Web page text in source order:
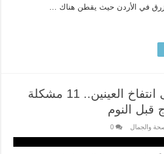
في الأردن حيث يقطن هناك …
من ظهور البثور إلى انتفاخ العينين.. 11 مشكلة
قبل النوم
والجمال 0